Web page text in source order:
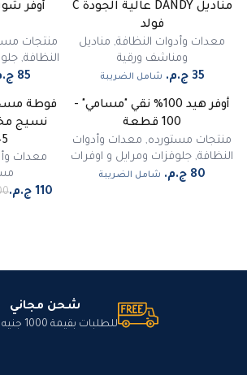
مناديل DANDY عالية الجودة C
فولد
معدات وأدوات النظافة, مناديل
ومناشف ورقية
شامل الضريبة
منتجات
النظافة,
أوفر هيد 100% نقي "مسامي" -
100 قطعة
منتجات مستورده, معدات وأدوات
النظافة, جلوفزات ومرايل و اوفرات
شامل الضريبة
%
فوطة مسح
معدات
شحن مجاني
للطلبات بقيمة 1000 جنيه أو أكثر